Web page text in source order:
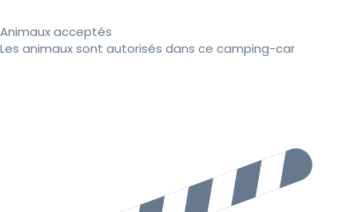
Animaux acceptés
Les animaux sont autorisés dans ce camping-car